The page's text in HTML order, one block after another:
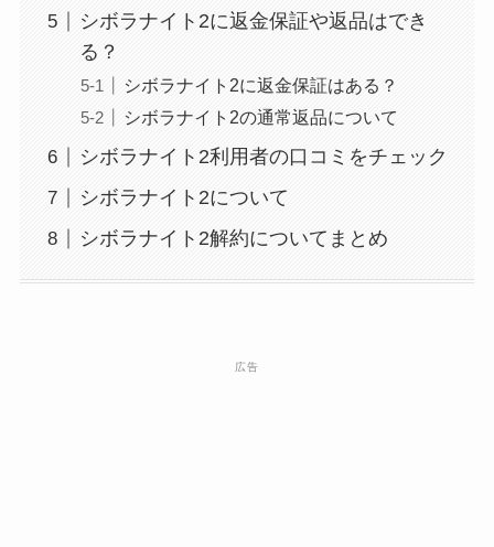
シボラナイト2に返金保証や返品はでき
る？
シボラナイト2に返金保証はある？
シボラナイト2の通常返品について
シボラナイト2利用者の口コミをチェック
シボラナイト2について
シボラナイト2解約についてまとめ
広告